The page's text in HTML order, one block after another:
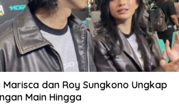
Marisca dan Roy Sungkono Ungkap
Main Hingga